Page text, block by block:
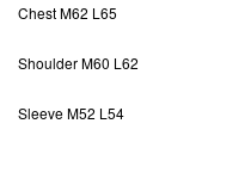
Chest M62 L65
Shoulder M60 L62
SleeveM52 L54